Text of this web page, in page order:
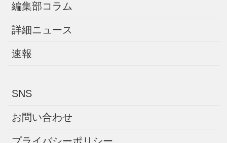
編集部コラム
詳細ニュース
速報
SNS
お問い合わせ